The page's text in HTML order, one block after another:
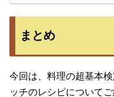
まとめ
今回は、料理の超基本
ッチのレシピについてご